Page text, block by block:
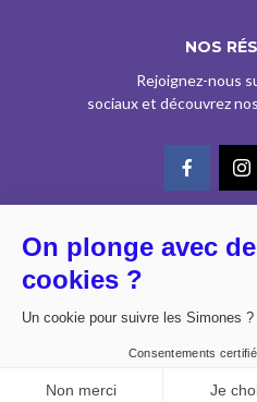
NOS
Rejoignez-nous
sociaux et découvrez
© CE SITE EST AGRÉÉ COMME
CPPAP SOUS LE N° 0626 Z
POLITIQUE DE
On plonge avec
cookies ?
Un cookie pour suivre les Simones
Consentements
Non merci Je